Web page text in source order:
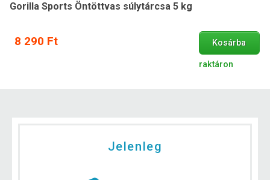
Gorilla Sports Öntöttvas súlytárcsa 5 kg
8 290 Ft Kosárba
raktáron
Jelenleg